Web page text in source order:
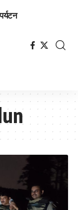
पर्यटन